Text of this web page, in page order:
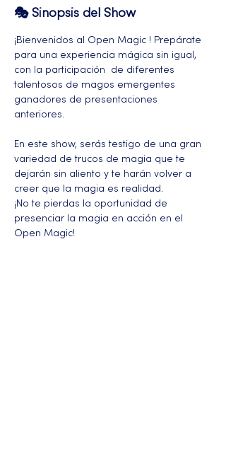
🎭 Sinopsis del Show
¡Bienvenidos al Open Magic ! Prepárate
para una experiencia mágica sin igual,
con la participación  de diferentes
talentosos de magos emergentes
ganadores de presentaciones
anteriores.
En este show, serás testigo de una gran
variedad de trucos de magia que te
dejarán sin aliento y te harán volver a
creer que la magia es realidad.
¡No te pierdas la oportunidad de
presenciar la magia en acción en el
Open Magic!